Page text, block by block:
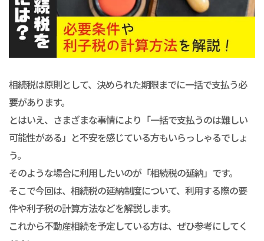
相続税は原則として、決められた期限までに一括で支払う必
要があります。
とはいえ、さまざまな事情により「一括で支払うのは難しい
可能性がある」と不安を感じている方もいらっしゃるでしょ
う。
そのような場合に利用したいのが「相続税の延納」です。
そこで今回は、相続税の延納制度について、利用する際の要
件や利子税の計算方法などを解説します。
これから不動産相続を予定している方は、ぜひ参考にしてく